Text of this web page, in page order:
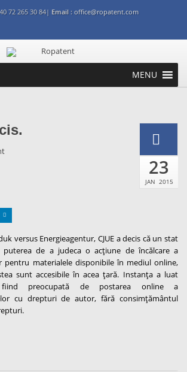
72 265 30 84| Email : office@ropatent.com
MENU
23
JAN 2015
versus Energieagentur, CJUE a decis că un stat
de a judeca o acțiune de încălcare a
materialele disponibile în mediul online,
sunt accesibile în acea țară. Instanța a luat
fiind preocupată de postarea online a
cu drepturi de autor, fără consimțământul